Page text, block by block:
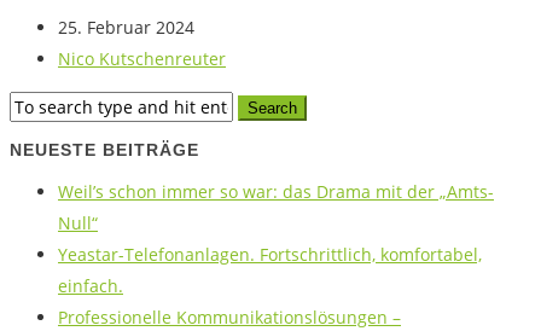
25. Februar 2024
Nico Kutschenreuter
NEUESTE BEITRÄGE
Weil’s schon immer so war: das Drama mit der „Amts-
Null“
Yeastar-Telefonanlagen. Fortschrittlich, komfortabel,
einfach.
Professionelle Kommunikationslösungen –